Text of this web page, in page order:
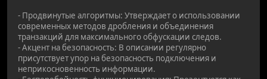
- Продвинутые алгоритмы: Утверждает о использовании
современных методов дробления и объединения
транзакций для максимального обфускации следов.
- Акцент на безопасность: В описании регулярно
присутствует упор на безопасность подключения и
неприкосновенность информации.